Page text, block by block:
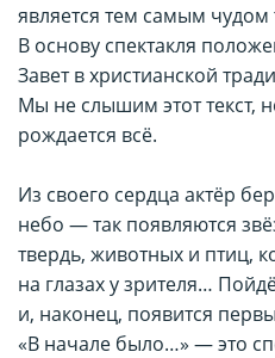
является тем самым чудом
В основу спектакля
Завет в христианской
Мы не слышим этот текст,
рождается всё.
Из своего сердца актёр
небо — так появляются
твердь, животных и птиц,
на глазах у зрителя…
и, наконец, появится
«В начале было…» — это